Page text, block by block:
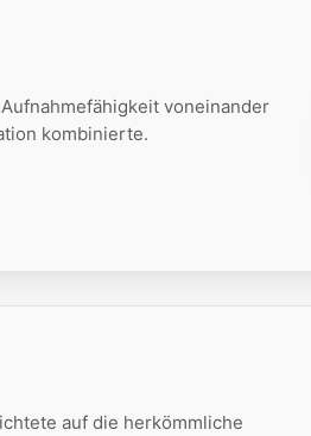
voneinander
kombinierte.
auf die herkömmliche